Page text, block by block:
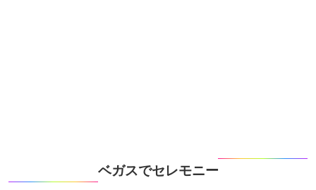
ベガスでセレモニー